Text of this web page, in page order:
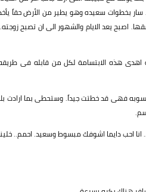
بخطوات سعيده وهو يطير من الأرض حقاً
اصبح يعد الايام والشهور الى ان تصبح
اهدى هذه الابتسامة لكل من قابله فى
فهى قد خطتت جيداً. وستحطى بما ارادت
احب دايما اشوفك مبسوط وسعيد. احمم..